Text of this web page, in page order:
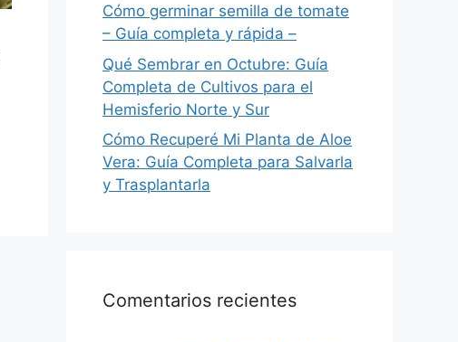
Cómo germinar semilla de tomate
– Guía completa y rápida –
Qué Sembrar en Octubre: Guía
Completa de Cultivos para el
Hemisferio Norte y Sur
Cómo Recuperé Mi Planta de Aloe
Vera: Guía Completa para Salvarla
y Trasplantarla
Comentarios recientes